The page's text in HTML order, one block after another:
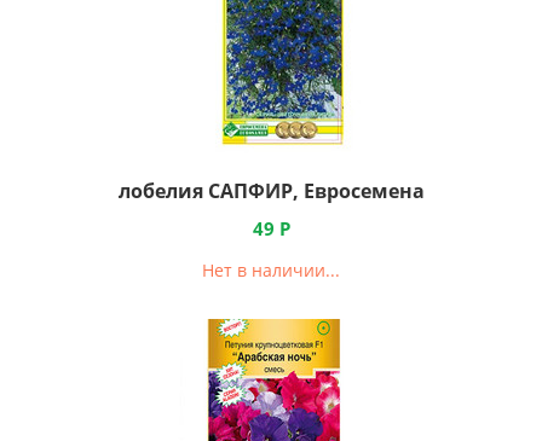
лобелия САПФИР, Евросемена
49 Р
Нет в наличии...